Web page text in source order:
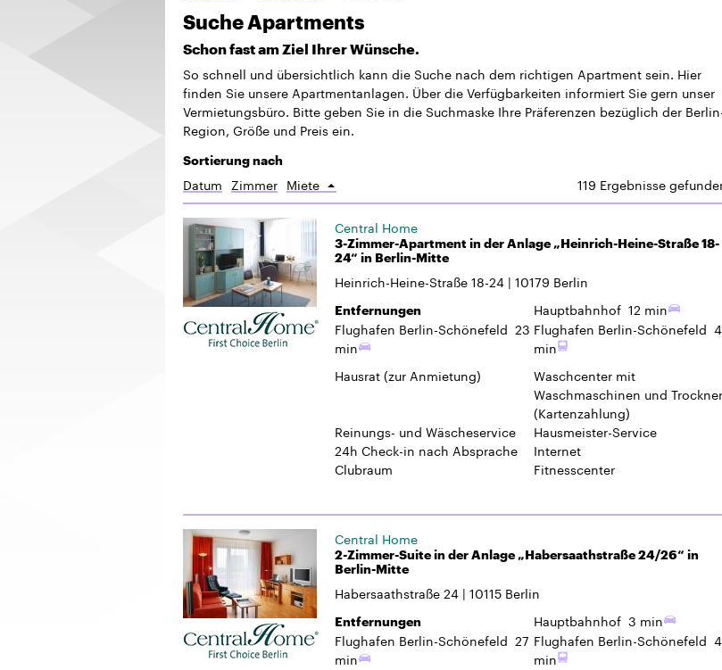
Suche Apartments
Schon fast am Ziel Ihrer Wünsche.
So schnell und übersichtlich kann die Suche nach dem richtigen Apartment sein. Hier
finden Sie unsere Apartmentanlagen. Über die Verfügbarkeiten informiert Sie gern unser
Vermietungsbüro. Bitte geben Sie in die Suchmaske Ihre Präferenzen bezüglich der
Region, Größe und Preis ein.
Sortierung nach
Datum Zimmer Miete Aufsteigend
sortieren
119 Ergebnisse
Central Home
3-Zimmer-Apartment in der Anlage „Heinrich-Heine-Straße 18-
24“ in Berlin-Mitte
Heinrich-Heine-Straße 18-24 10179 Berlin
Entfernungen Hauptbahnhof 12 min
Flughafen Berlin-Schönefeld 23
min
Flughafen Berlin-Schönefeld
min
Hausrat(zur Anmietung)
Waschcenter mit
Waschmaschinen und
(Kartenzahlung)
Reinungs- und Wäscheservice
Hausmeister-Service
24h Check-in nach Absprache
Internet
Clubraum
Fitnesscenter
Central Home
2-Zimmer-Suite in der Anlage „Habersaathstraße 24/26“ in
Berlin-Mitte
Habersaathstraße 24 10115 Berlin
Entfernungen Hauptbahnhof 3 min
Flughafen Berlin-Schönefeld 27
min
Flughafen Berlin-Schönefeld
min